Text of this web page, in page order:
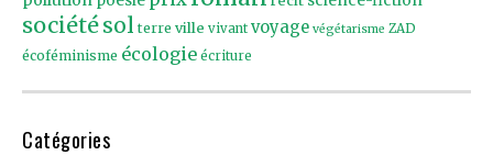
sociétésol terre ville vivant voyage végétarisme ZAD
écoféminisme écologie écriture
Catégories